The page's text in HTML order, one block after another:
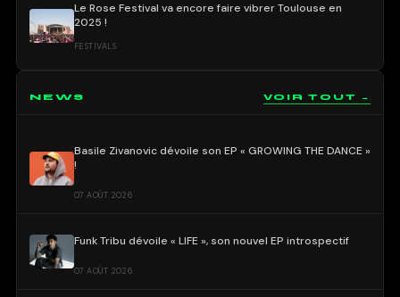
Le Rose Festival va encore faire vibrer Toulouse en
2025 !
FESTIVALS
NEWS VOIR TOUT →
Basile Zivanovic dévoile son EP « GROWING THE DANCE »
!
07 AOÛT 2026
Funk Tribu dévoile « LIFE », son nouvel EP introspectif
07 AOÛT 2026